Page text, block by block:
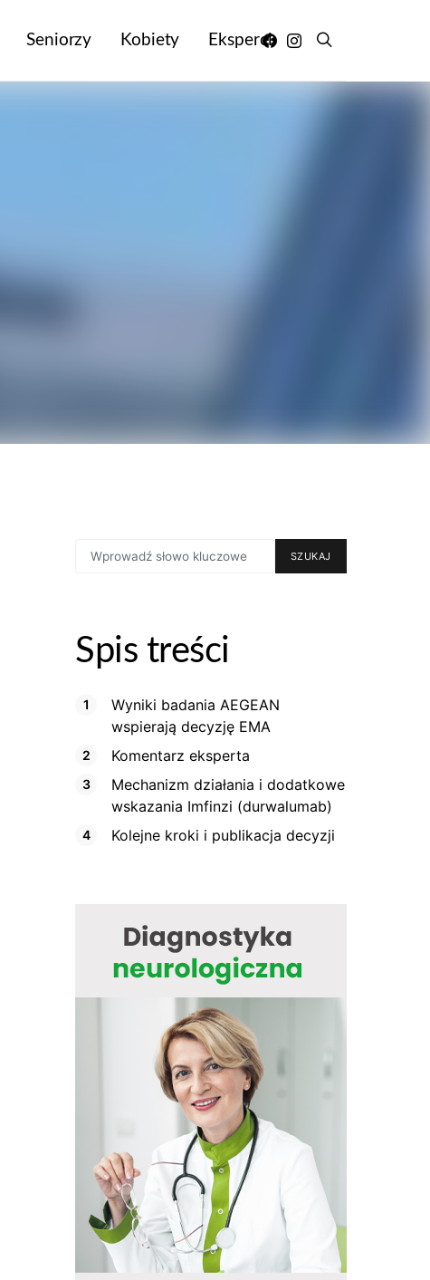
Seniorzy Kobiety Eksperci
FOR:
SZUKAJ
Spis treści
Wyniki badania AEGEAN
wspierają decyzję EMA
Komentarz eksperta
Mechanizm działania i dodatkowe
wskazania Imfinzi (durwalumab)
Kolejne kroki i publikacja decyzji